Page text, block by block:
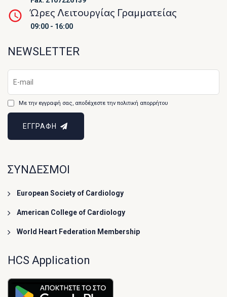
Ώρες Λειτουργίας Γραμματείας
09:00 - 16:00
NEWSLETTER
Με την εγγραφή σας, αποδέχεστε την πολιτική απορρήτου
ΕΓΓΡΑΦΗ
ΣΥΝΔΕΣΜΟΙ
European Society of Cardiology
American College of Cardiology
World Heart Federation Membership
HCS Application